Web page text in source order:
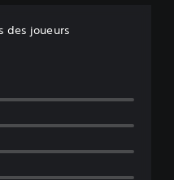
des joueurs